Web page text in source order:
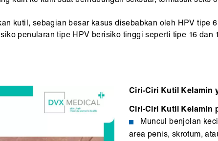
kutil, sebagian besar kasus disebabkan oleh HPV tipe
penularan tipe HPV berisiko tinggi seperti tipe 16 dan
Ciri-Ciri Kutil Kelamin
Ciri-Ciri Kutil Kelamin
Muncul benjolan
area penis, skrotum,